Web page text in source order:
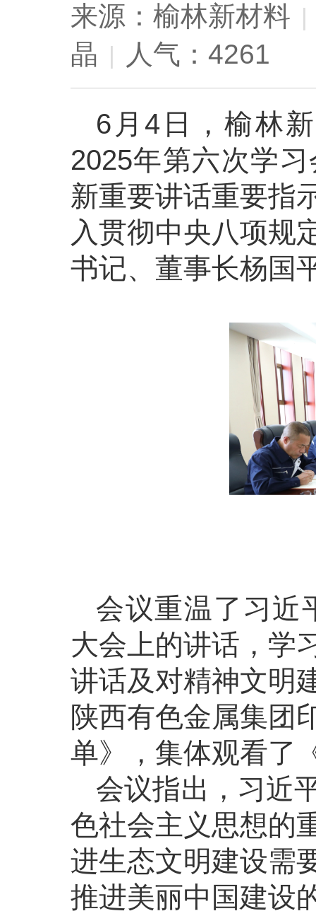
来源：榆林新材料 |
晶 | 人气：4261
6月4日，榆林
2025年第六次学
新重要讲话重要指
入贯彻中央八项规
书记、董事长杨国
会议重温了习近
大会上的讲话，学
讲话及对精神文明
陕西有色金属集团
单》，集体观看了
会议指出，习近
色社会主义思想的
进生态文明建设需
推进美丽中国建设